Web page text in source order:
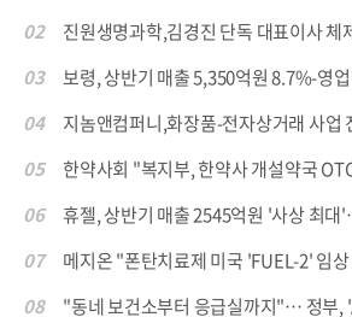
02
진원생명과학,김경진 단독 대표이사 체
03
보령, 상반기 매출 5,350억원 8.7%-영
04
지놈앤컴퍼니,화장품-전자상거래 사업
05
한약사회 "복지부, 한약사 개설약국
06
휴젤, 상반기 매출 2545억원 '사상 최
07
메지온 "폰탄치료제 미국 'FUEL-2' 임
08
"동네 보건소부터 응급실까지"… 정부,